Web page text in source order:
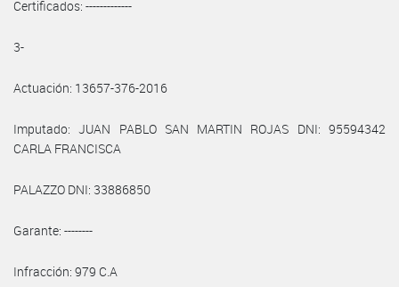
Certificados: -------------
3-
Actuación: 13657-376-2016
Imputado: JUAN PABLO SAN MARTIN ROJAS DNI: 95594342
CARLA FRANCISCA
PALAZZO DNI: 33886850
Garante: --------
Infracción: 979 C.A